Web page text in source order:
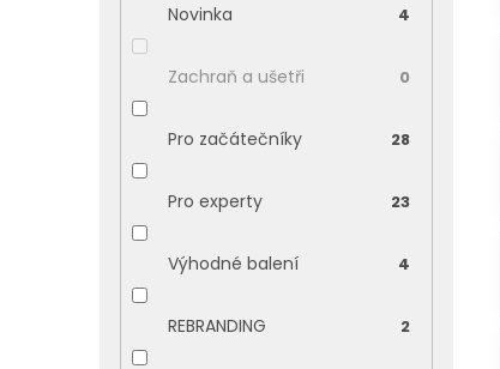
Novinka 4
Zachraň a ušetři 0
Pro začátečníky 28
Pro experty 23
Výhodné balení 4
REBRANDING 2